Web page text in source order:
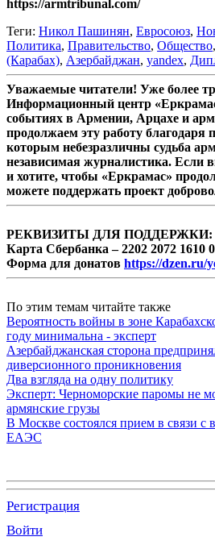
https://armtribunal.com/
Теги: Никол Пашинян, Евросоюз,
Политика, Правительство, Общество,
(Карабах), Азербайджан, yandex,
Уважаемые читатели! Уже более
Информационный центр
событиях в Армении, Арцахе и
продолжаем эту работу благодаря
которым небезразличны судьба
независимая журналистика. Если
и хотите, чтобы «Еркрамас»
можете поддержать проект
РЕКВИЗИТЫ ДЛЯ ПОДДЕРЖКИ:
Карта Сбербанка – 2202 2072 1610
Форма для донатов https://dzen.ru/
По этим темам читайте также
Вероятность войны в зоне
году минимальна - эксперт
Азербайджанская сторона
диверсионного проникновения
Два взгляда на одну политику
Эксперт: Черноморские паромы не
армянские грузы
В Москве состоялся прием в связи
ЕАЭС
Регистрация
Войти